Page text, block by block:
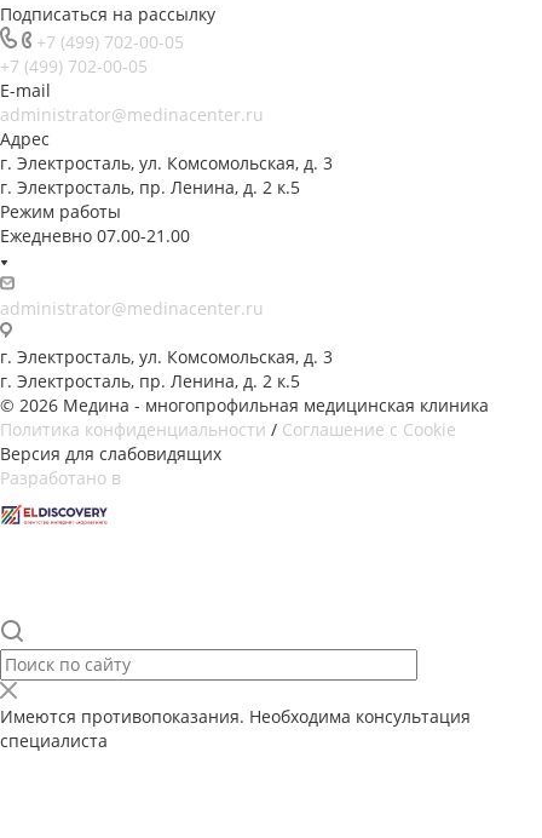
Подписаться на рассылку
+7 (499) 702-00-05
+7 (499) 702-00-05
E-mail
administrator@medinacenter.ru
Адрес
г. Электросталь, ул. Комсомольская, д. 3
г. Электросталь, пр. Ленина, д. 2 к.5
Режим работы
Ежедневно 07.00-21.00
administrator@medinacenter.ru
г. Электросталь, ул. Комсомольская, д. 3
г. Электросталь, пр. Ленина, д. 2 к.5
© 2026 Медина - многопрофильная медицинская клиника
Политика конфиденциальности / Соглашение с Cookie
Версия для слабовидящих
Разработано в
Имеются противопоказания. Необходима консультация
специалиста